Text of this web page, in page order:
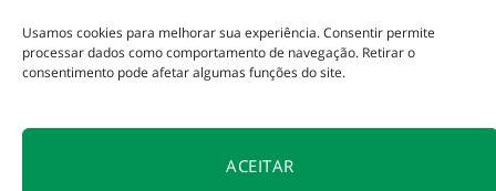
Usamos cookies para melhorar sua experiência. Consentir permite
processar dados como comportamento de navegação. Retirar o
consentimento pode afetar algumas funções do site.
ACEITAR
Alentejo
Algarve
Madeira